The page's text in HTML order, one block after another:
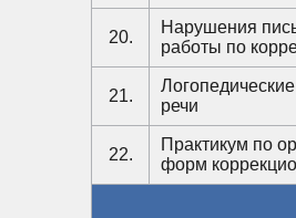
20.
Нарушения
работы по
21.
речи
22.
Практикум по
форм